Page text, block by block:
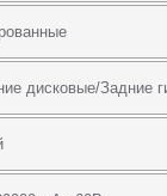
дисковые/Задние